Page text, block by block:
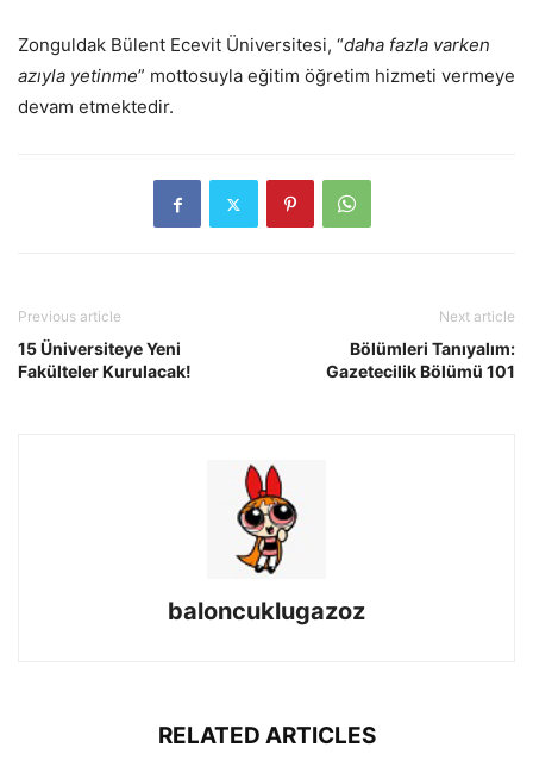
Zonguldak Bülent Ecevit Üniversitesi, “daha fazla varken
azıyla yetinme” mottosuyla eğitim öğretim hizmeti vermeye
devam etmektedir.
Previous article
15 Üniversiteye Yeni
Fakülteler Kurulacak!
Next article
Bölümleri Tanıyalım:
Gazetecilik Bölümü 101
baloncuklugazoz
RELATED ARTICLES